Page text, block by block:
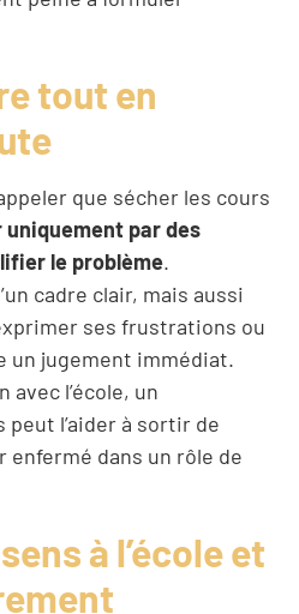
tout en
que sécher les cours
uniquement par des
le problème.
cadre clair, mais aussi
ses frustrations ou
un jugement immédiat.
l’école, un
l’aider à sortir de
enfermé dans un rôle de
à l’école et